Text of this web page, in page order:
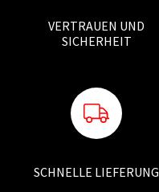
VERTRAUEN UND
SICHERHEIT
SCHNELLE LIEFERUNG